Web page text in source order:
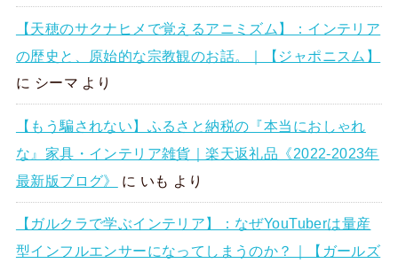
【天穂のサクナヒメで覚えるアニミズム】：インテリア
の歴史と、原始的な宗教観のお話。｜【ジャポニスム】
に シーマ より
【もう騙されない】ふるさと納税の『本当におしゃれ
な』家具・インテリア雑貨｜楽天返礼品《2022-2023年
最新版ブログ》
に いも より
【ガルクラで学ぶインテリア】：なぜYouTuberは量産
型インフルエンサーになってしまうのか？｜【ガールズ